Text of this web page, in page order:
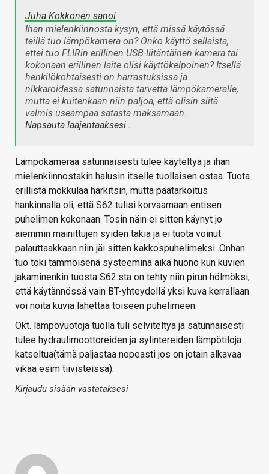
Juha Kokkonen sanoi
Ihan mielenkiinnosta kysyn, että missä käytössä
teillä tuo lämpökamera on? Onko käyttö sellaista,
ettei tuo FLIRin erillinen USB-liitäntäinen kamera tai
kokonaan erillinen laite olisi käyttökelpoinen? Itsellä
henkilökohtaisesti on harrastuksissa ja
nikkaroidessa satunnaista tarvetta lämpökameralle,
mutta ei kuitenkaan niin paljoa, että olisin siitä
valmis useampaa satasta maksamaan.
Napsauta laajentaaksesi…
Lämpökameraa satunnaisesti tulee käyteltyä ja ihan
mielenkiinnostakin halusin itselle tuollaisen ostaa. Tuota
erillistä mokkulaa harkitsin, mutta päätarkoitus
hankinnalla oli, että S62 tulisi korvaamaan entisen
puhelimen kokonaan. Tosin näin ei sitten käynyt jo
aiemmin mainittujen syiden takia ja ei tuota voinut
palauttaakkaan niin jäi sitten kakkospuhelimeksi. Onhan
tuo toki tämmöisenä systeeminä aika huono kun kuvien
jakaminenkin tuosta S62:sta on tehty niin pirun hölmöksi,
että käytännössä vain BT-yhteydellä yksi kuva kerrallaan
voi noita kuvia lähettää toiseen puhelimeen.
Okt. lämpövuotoja tuolla tuli selviteltyä ja satunnaisesti
tulee hydraulimoottoreiden ja sylintereiden lämpötiloja
katseltua(tämä paljastaa nopeasti jos on jotain alkavaa
vikaa esim tiivisteissä).
Kirjaudu sisään vastataksesi